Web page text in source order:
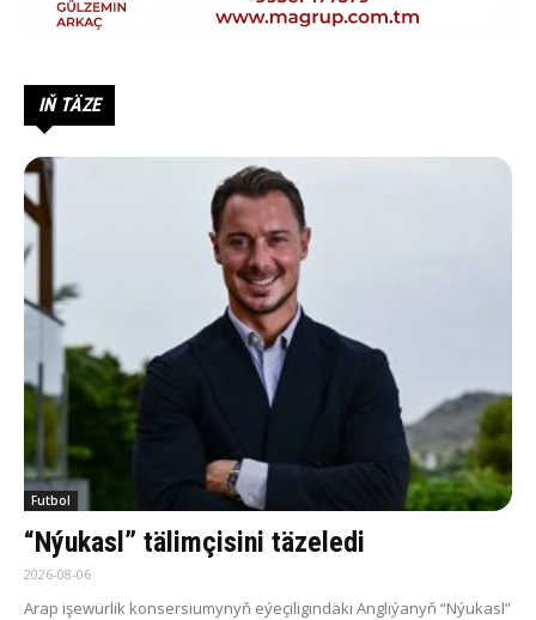
IŇ TÄZE
Futbol
“Nýukasl” tälimçisini täzeledi
2026-08-06
Arap işewürlik konsersiumynyň eýeçiligindäki Angliýanyň “Nýukasl”